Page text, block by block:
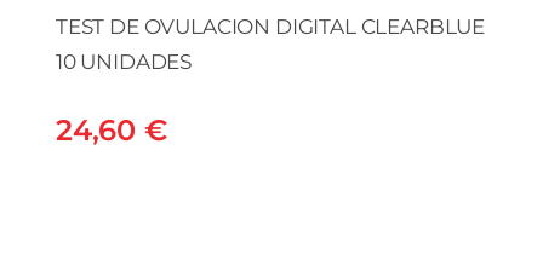
TEST DE OVULACION DIGITAL CLEARBLUE
10 UNIDADES
24,60 €